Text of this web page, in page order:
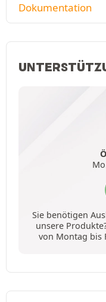
Dokumentation
Sie benötigen
unsere
von Montag bis